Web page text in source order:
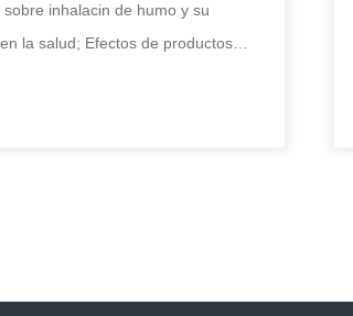
sobre inhalacin de humo y su
la salud; Efectos de productos